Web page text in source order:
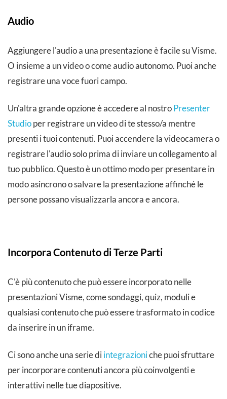
Audio
Aggiungere l'audio a una presentazione è facile su Visme.
O insieme a un video o come audio autonomo. Puoi anche
registrare una voce fuori campo.
Un'altra grande opzione è accedere al nostroPresenter
Studioper registrare un video di te stesso/a mentre
presenti i tuoi contenuti. Puoi accendere la videocamera o
registrare l'audio solo prima di inviare un collegamento al
tuo pubblico. Questo è un ottimo modo per presentare in
modo asincrono o salvare la presentazione affinché le
persone possano visualizzarla ancora e ancora.
Incorpora Contenuto di Terze Parti
C'è più contenuto che può essere incorporato nelle
presentazioni Visme, come sondaggi, quiz, moduli e
qualsiasi contenuto che può essere trasformato in codice
da inserire in un iframe.
Ci sono anche una serie diintegrazioniche puoi sfruttare
per incorporare contenuti ancora più coinvolgenti e
interattivi nelle tue diapositive.